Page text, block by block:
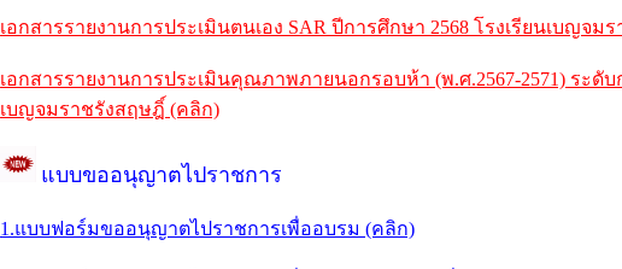
เอกสารรายงานการประเมินตนเอง SAR ปีการศึกษา 2568 โรงเรียนเบญจม
เอกสารรายงานการประเมินคุณภาพภายนอกรอบห้า (พ.ศ.2567-2571) ระดั
เบญจมราชรังสฤษฎิ์ (คลิก)
แบบขออนุญาตไปราชการ
1.แบบฟอร์มขออนุญาตไปราชการเพื่ออบรม (คลิก)